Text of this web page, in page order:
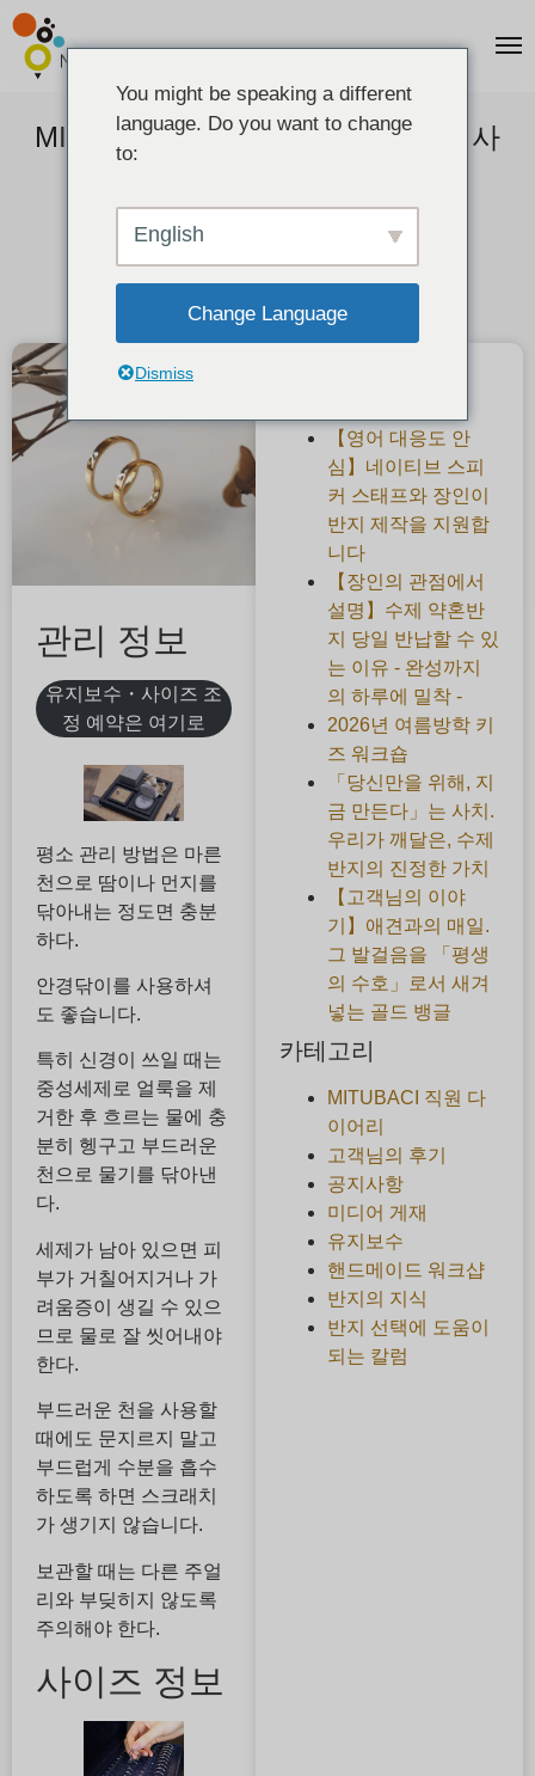
MITUBACI로 제작한 반지의 관리, 사
관리 정보
유지보수・사이즈 조
정 예약은 여기로
평소 관리 방법은 마른
천으로 땀이나 먼지를
닦아내는 정도면 충분
하다.
안경닦이를 사용하셔
도 좋습니다.
특히 신경이 쓰일 때는
중성세제로 얼룩을 제
거한 후 흐르는 물에 충
분히 헹구고 부드러운
천으로 물기를 닦아낸
다.
세제가 남아 있으면 피
부가 거칠어지거나 가
려움증이 생길 수 있으
므로 물로 잘 씻어내야
한다.
부드러운 천을 사용할
때에도 문지르지 말고
부드럽게 수분을 흡수
하도록 하면 스크래치
가 생기지 않습니다.
보관할 때는 다른 주얼
리와 부딪히지 않도록
주의해야 한다.
사이즈 정보
【영어 대응도 안
심】네이티브 스피
커 스태프와 장인이
반지 제작을 지원합
니다
【장인의 관점에서
설명】수제 약혼반
지 당일 반납할 수 있
는 이유 - 완성까지
의 하루에 밀착 -
2026년 여름방학 키
즈 워크숍
「당신만을 위해, 지
금 만든다」는 사치.
우리가 깨달은, 수제
반지의 진정한 가치
【고객님의 이야
기】애견과의 매일.
그 발걸음을 「평생
의 수호」로서 새겨
넣는 골드 뱅글
카테고리
MITUBACI 직원 다
이어리
고객님의 후기
공지사항
미디어 게재
유지보수
핸드메이드 워크샵
반지의 지식
반지 선택에 도움이
되는 칼럼
You might be speaking a different
language. Do you want to change
to:
English
Change Language
Dismiss